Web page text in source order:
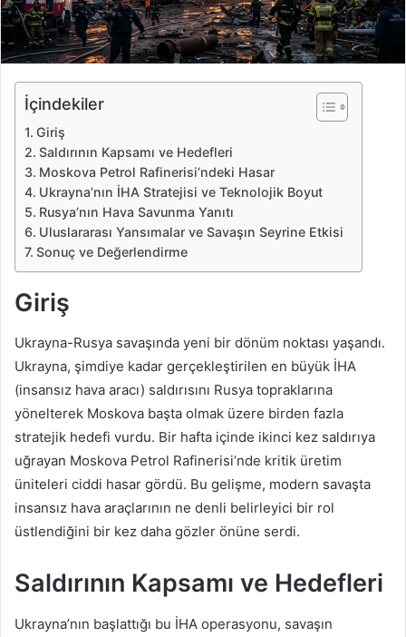
g
ö
n
e
İçindekiler
Giriş
Saldırının Kapsamı ve Hedefleri
Moskova Petrol Rafinerisi’ndeki Hasar
Ukrayna’nın İHA Stratejisi ve Teknolojik Boyut
Rusya’nın Hava Savunma Yanıtı
Uluslararası Yansımalar ve Savaşın Seyrine Etkisi
Sonuç ve Değerlendirme
Giriş
Ukrayna-Rusya savaşında yeni bir dönüm noktası yaşandı.
Ukrayna, şimdiye kadar gerçekleştirilen en büyük İHA
(insansız hava aracı) saldırısını Rusya topraklarına
yönelterek Moskova başta olmak üzere birden fazla
stratejik hedefi vurdu. Bir hafta içinde ikinci kez saldırıya
uğrayan Moskova Petrol Rafinerisi’nde kritik üretim
üniteleri ciddi hasar gördü. Bu gelişme, modern savaşta
insansız hava araçlarının ne denli belirleyici bir rol
üstlendiğini bir kez daha gözler önüne serdi.
Saldırının Kapsamı ve Hedefleri
Ukrayna’nın başlattığı bu İHA operasyonu, savaşın